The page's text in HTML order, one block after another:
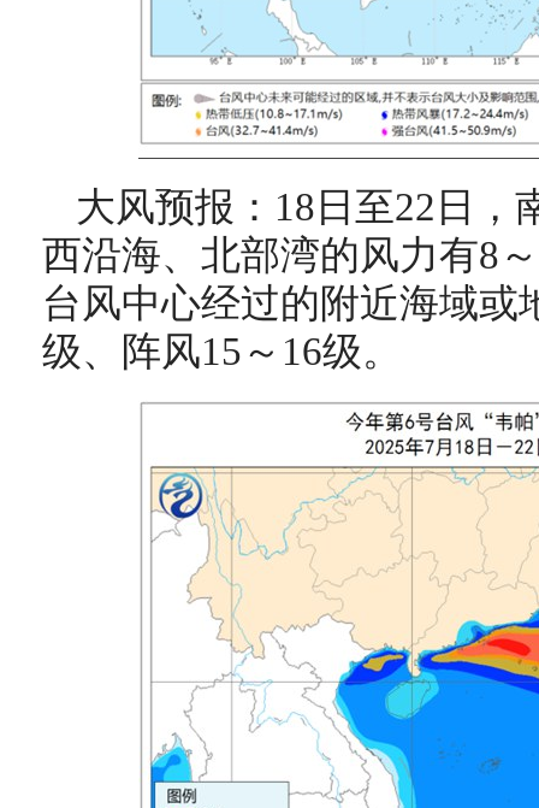
大风预报：18日至22日，
西沿海、北部湾的风力有8
台风中心经过的附近海域或
级、阵风15～16级。